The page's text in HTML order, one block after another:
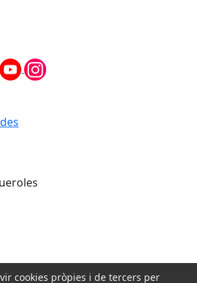
cookies pròpies i de tercers per